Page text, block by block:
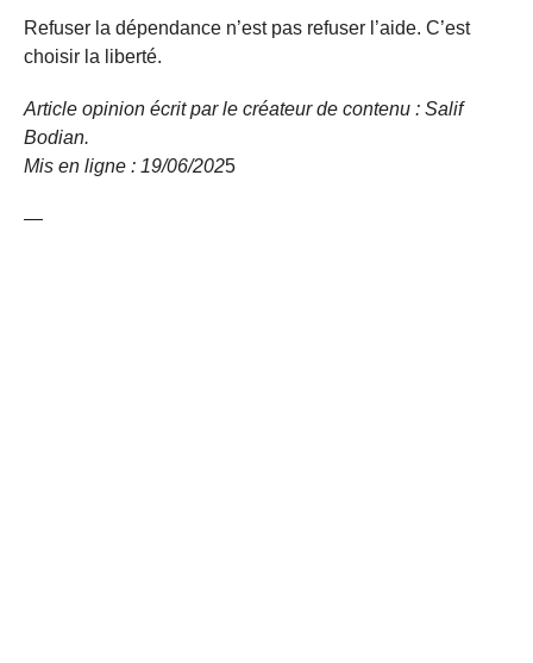
Refuser la dépendance n’est pas refuser l’aide. C’est
choisir la liberté.
Article opinion écrit par le créateur de contenu : Salif
Bodian.
Mis en ligne : 19/06/2025
—